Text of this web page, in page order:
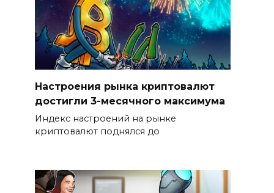
Настроения рынка криптовалют
достигли 3-месячного максимума
Индекс настроений на рынке
криптовалют поднялся до